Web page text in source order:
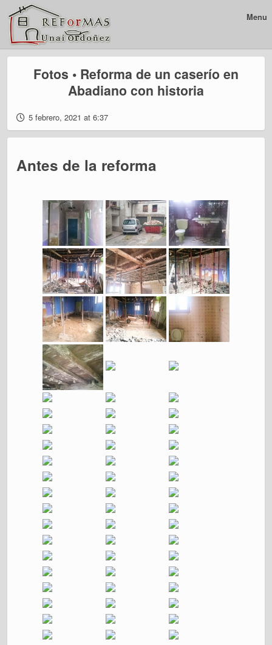
Menu
Fotos • Reforma de un caserío en
Abadiano con historia
5 febrero, 2021 at 6:37
Antes de la reforma